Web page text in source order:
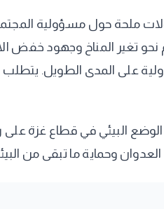
ملحة حول مسؤولية
نحو تغير المناخ وجهود خفض
على المدى الطويل. يتطلب
البيئي في قطاع غزة على
وحماية ما تبقى من